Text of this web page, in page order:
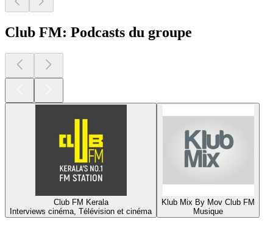
Club FM: Podcasts du groupe
Club FM Kerala
Interviews cinéma, Télévision et cinéma
Klub Mix By Mov Club FM
Musique